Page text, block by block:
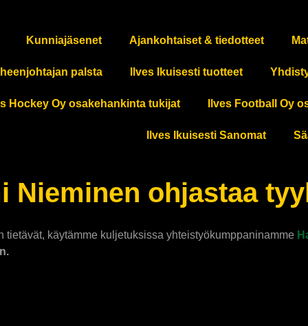
Kunniajäsenet Ajankohtaiset & tiedotteet
palsta Ilves Ikuisesti tuotteet
Hockey Oy osakehankinta tukijat Ilves Football Oy
Ilves Ikuisesti Sanomat
Nieminen ohjastaa
käytämme kuljetuksissa yhteistyökumppaninamme